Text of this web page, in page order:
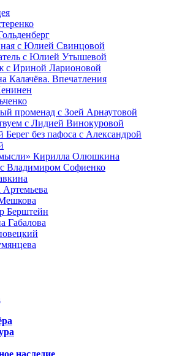
с Юлией Свинцовой
с Юлией Утышевой
с Ириной Ларионовой
Калачёва. Впечатления
променад с Зоей Арнаутовой
с Лидией Винокуровой
Берег без пафоса с Александрой
Кирилла Олюшкина
с Владимиром Софиенко
Артемьева
Берштейн
Габалова